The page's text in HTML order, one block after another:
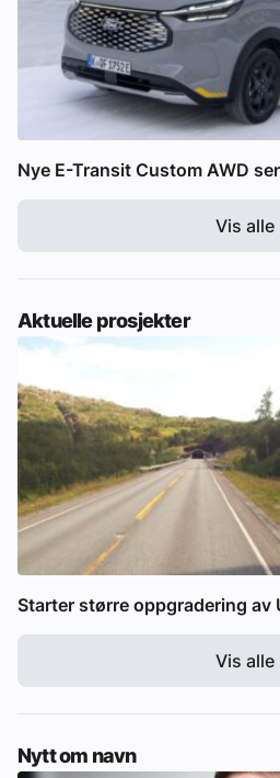
Nye E-Transit Custom AWD
Vis alle
Aktuelle prosjekter
Starter større oppgradering av
Vis alle
Nytt om navn